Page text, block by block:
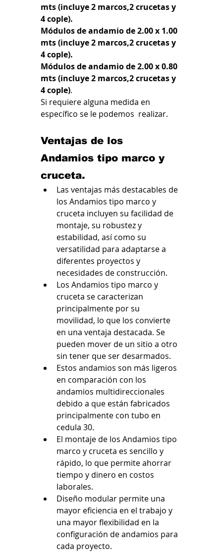
mts (incluye 2 marcos,2 crucetas y
4 cople).
Módulos de andamio de 2.00 x 1.00
mts (incluye 2 marcos,2 crucetas y
4 cople).
Módulos de andamio de 2.00 x 0.80
mts (incluye 2 marcos,2 crucetas y
4 cople).
Si requiere alguna medida en
específico se le podemos  realizar.
Ventajas de los
Andamios tipo marco y
cruceta.
Las ventajas más destacables de
los Andamios tipo marco y
cruceta incluyen su facilidad de
montaje, su robustez y
estabilidad, así como su
versatilidad para adaptarse a
diferentes proyectos y
necesidades de construcción.
Los Andamios tipo marco y
cruceta se caracterizan
principalmente por su
movilidad, lo que los convierte
en una ventaja destacada. Se
pueden mover de un sitio a otro
sin tener que ser desarmados.
Estos andamios son más ligeros
en comparación con los
andamios multidireccionales
debido a que están fabricados
principalmente con tubo en
cedula 30.
El montaje de los Andamios tipo
marco y cruceta es sencillo y
rápido, lo que permite ahorrar
tiempo y dinero en costos
laborales.
Diseño modular permite una
mayor eficiencia en el trabajo y
una mayor flexibilidad en la
configuración de andamios para
cada proyecto.